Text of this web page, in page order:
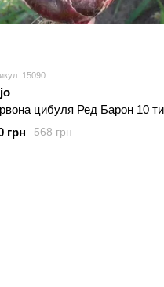
15090
цибуля Ред Барон 10
568 грн
грн